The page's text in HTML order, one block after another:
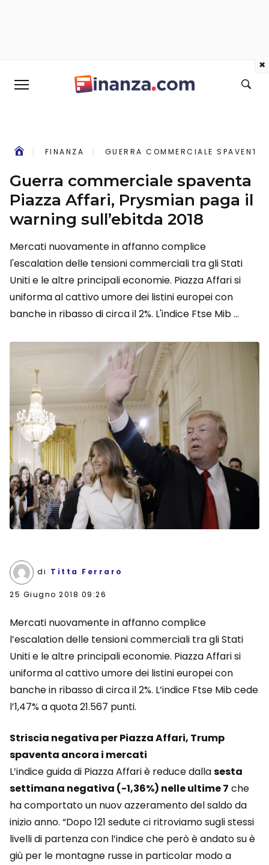
FINANZA GUERRA COMMERCIALE
Guerra commerciale spaventa
Piazza Affari, Prysmian paga il
warning sull’ebitda 2018
Mercati nuovamente in affanno complice
l'escalation delle tensioni commerciali tra gli Stati
Uniti e le altre principali economie. Piazza Affari si
uniforma al cattivo umore dei listini europei con
banche in ribasso di circa il 2%. L'indice Ftse Mib ...
di Titta Ferraro
25 Giugno 2018 09:26
Mercati nuovamente in affanno complice
l’escalation delle tensioni commerciali tra gli Stati
Uniti e le altre principali economie. Piazza Affari si
uniforma al cattivo umore dei listini europei con
banche in ribasso di circa il 2%. L’indice Ftse Mib cede
l’1,47% a quota 21.567 punti.
Striscia negativa per Piazza Affari, Trump
spaventa ancora i mercati
L’indice guida di Piazza Affari è reduce dallasesta
settimana negativa (-1,36%) nelle ultime 7 che
ha comportato un nuov azzeramento del saldo da
inizio anno. “Dopo 121 sedute ci ritroviamo sugli stessi
livelli di partenza con l’indice che però è andato su è
giù per le montagne russe in particolar modo a
×